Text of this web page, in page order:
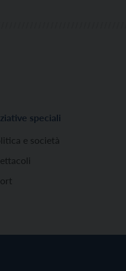
speciali
e società